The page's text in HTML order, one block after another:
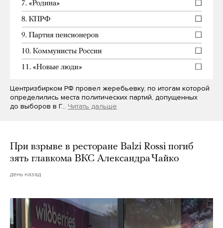
Центризбирком РФ провел жеребьевку, по итогам которой
определились места политических партий, допущенных
до выборов в Г… Читать дальше
При взрыве в ресторане Balzi Rossi погиб
зять главкома ВКС Александра Чайко
день назад